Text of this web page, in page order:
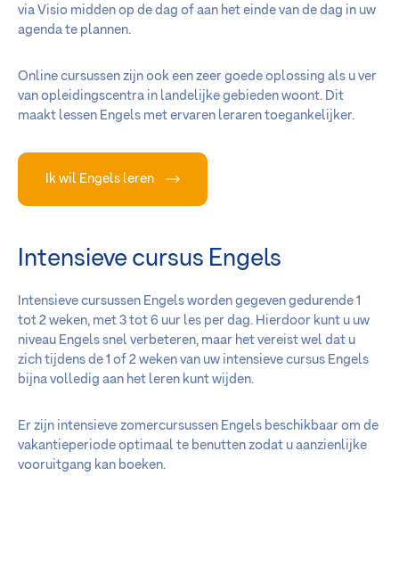
via Visio midden op de dag of aan het einde van de dag in uw
agenda te plannen.
Online cursussen zijn ook een zeer goede oplossing als u ver
van opleidingscentra in landelijke gebieden woont. Dit
maakt lessen Engels met ervaren leraren toegankelijker.
Ik wil Engels leren
Intensieve cursus Engels
Intensieve cursussen Engels worden gegeven gedurende 1
tot 2 weken, met 3 tot 6 uur les per dag. Hierdoor kunt u uw
niveau Engels snel verbeteren, maar het vereist wel dat u
zich tijdens de 1 of 2 weken van uw intensieve cursus Engels
bijna volledig aan het leren kunt wijden.
Er zijn intensieve zomercursussen Engels beschikbaar om de
vakantieperiode optimaal te benutten zodat u aanzienlijke
vooruitgang kan boeken.